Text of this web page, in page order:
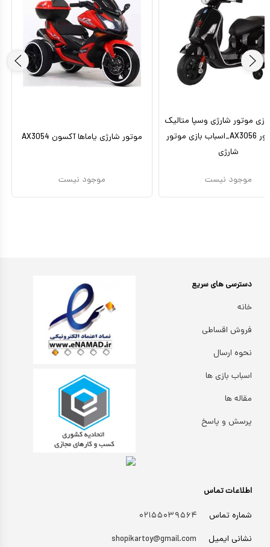
موتور شارژی یاماها آکسون AX3054
موجود نیست
موتور شارژی وسپا متالیک
دو موتور AX3056_اسباب بازی موتور
شارژی
موجود نیست
اطلاعات تماس
شماره تماس
۰۲۱۵۵۰۳۹۵۶۴
نشانی ایمیل
shopikartoy@gmail.com
دسترسی های سریع
خانه
فروش اقساطی
نحوه ارسال
اسباب بازی ها
مقاله ها
پرسش و پاسخ